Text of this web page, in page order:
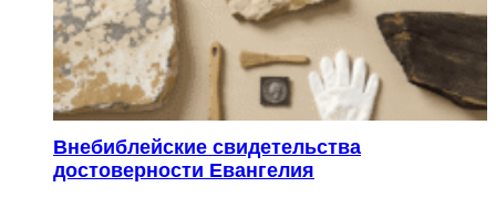
Внебиблейские свидетельства
достоверности Евангелия